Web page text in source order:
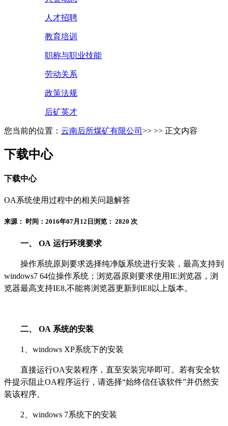
人才招聘
教育培训
职称与职业技能
劳动关系
政策法规
后矿英才
您当前的位置： 云南后所煤矿有限公司 >> >> 正文内容
下载中心
下载中心
OA系统使用过程中的相关问题解答
来源： 时间：2016年07月12日 浏览： 2820 次
一、 OA 运行环境要求
操作系统原则要求选择纯净版系统进行安装，最高支持到
windows7 64位操作系统；浏览器原则要求使用IE浏览器，浏
览器最高支持IE8,不能将浏览器更新到IE8以上版本。
二、 OA 系统的安装
1、windows XP系统下的安装
直接运行OA安装程序，直至安装完毕即可。若有安全软
件提示阻止OA程序运行，请选择“始终信任该软件”并仍然安
装该程序。
2、windows 7系统下的安装